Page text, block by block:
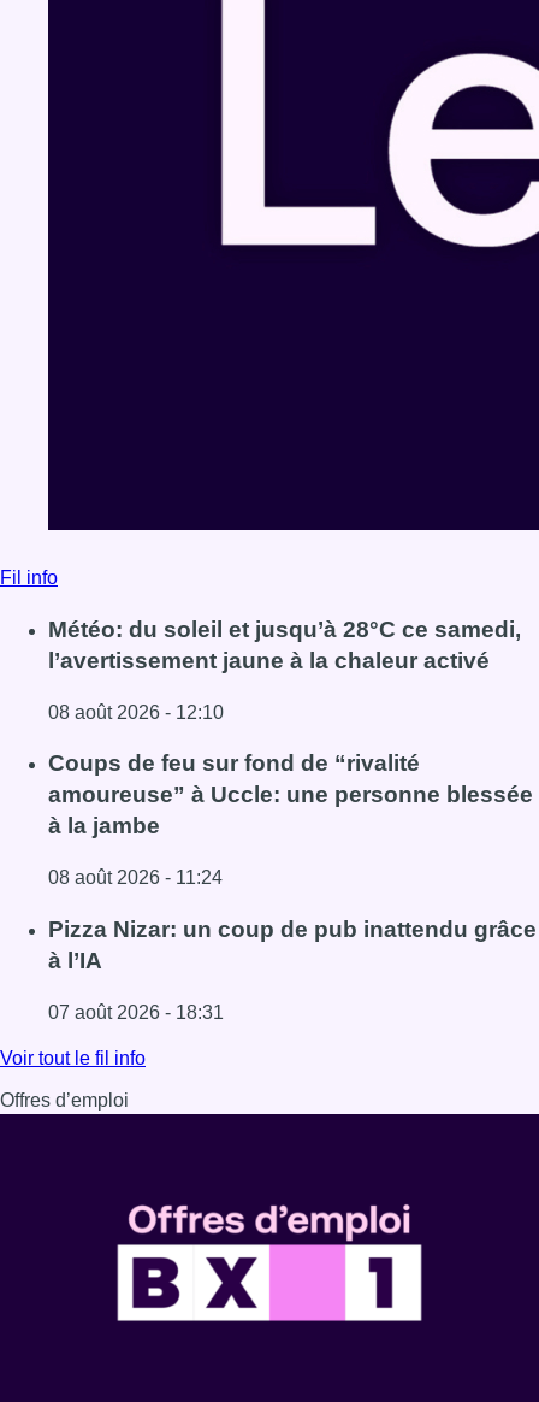
Fil info
Météo: du soleil et jusqu’à 28°C ce samedi,
l’avertissement jaune à la chaleur activé
08 août 2026 - 12:10
Lire l'article Météo: du soleil et jusqu’à 28°C ce samedi,
Coups de feu sur fond de “rivalité
amoureuse” à Uccle: une personne blessée
à la jambe
08 août 2026 - 11:24
Lire l'article Coups de feu sur fond de “rivalité
Pizza Nizar: un coup de pub inattendu grâce
à l’IA
07 août 2026 - 18:31
Lire l'article Pizza Nizar: un coup de pub inattendu grâce
Voir tout le fil info
Offres d’emploi